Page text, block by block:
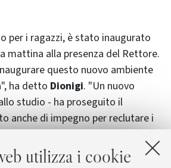
utilizza i cookie
per i ragazzi, è stato inaugurato
mattina alla presenza del Rettore.
questo nuovo ambiente
ha detto Dionigi. "Un nuovo
studio - ha proseguito il
anche di impegno per reclutare i
non chiudere i corsi".